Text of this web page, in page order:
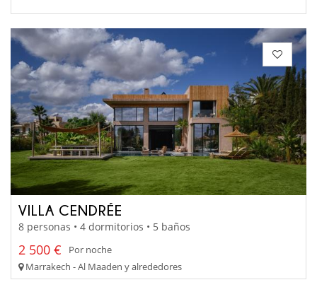
VILLA CENDRÉE
8 personas • 4 dormitorios • 5 baños
2 500 €
Por noche
Marrakech - Al Maaden y alrededores